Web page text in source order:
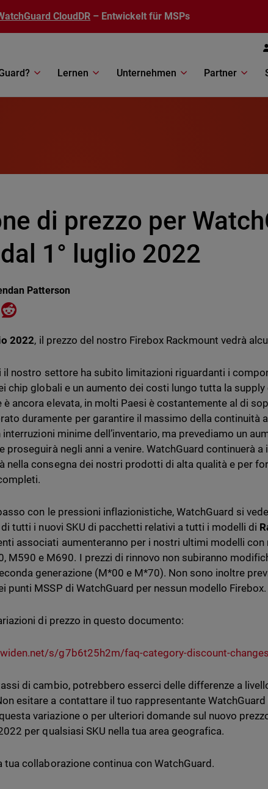
CloudDR – Entwickelt für MSPs
Lernen Unternehmen Partner
di prezzo per
1° luglio 2022
Patterson
on X
Share on Reddit
2022, il prezzo del nostro Firebox Rackmount vedrà
il nostro settore ha subito limitazioni riguardanti i
chip globali e un aumento dei costi lungo tutta la supply
è ancora elevata, in molti Paesi è costantemente al di
duramente per garantire il massimo della continuità
minime dell’inventario, ma prevediamo un
proseguirà negli anni a venire. WatchGuard continuerà
nella consegna dei nostri prodotti di alta qualità e per
con le pressioni inflazionistiche, WatchGuard si
tutti i nuovi SKU di pacchetti relativi a tutti i modelli di
associati aumenteranno per i nostri ultimi modelli
M590 e M690. I prezzi di rinnovo non subiranno
generazione (M*00 e M*70). Non sono inoltre
punti MSSP di WatchGuard per nessun modello Firebox.
di prezzo in questo documento:
s/g7b6t25h2m/faq-category-discount-
di cambio, potrebbero esserci delle differenze a
esitare a contattare il tuo rappresentante
variazione o per ulteriori domande sul nuovo
per qualsiasi SKU nella tua area geografica.
tua collaborazione continua con WatchGuard.